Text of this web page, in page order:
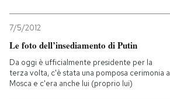
7/5/2012
Le foto dell’insediamento di Putin
Da oggi è ufficialmente presidente per la
terza volta, c'è stata una pomposa cerimonia a
Mosca e c'era anche lui (proprio lui)